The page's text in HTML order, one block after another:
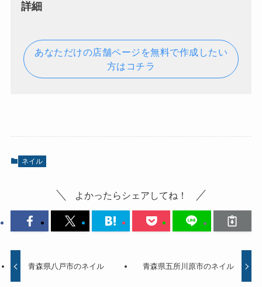
詳細
あなただけの店舗ページを無料で作成したい
方はコチラ
ネイル
よかったらシェアしてね！
青森県八戸市のネイル 青森県五所川原市のネイル